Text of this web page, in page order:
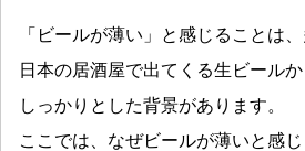
「ビールが薄い」と感じることは
日本の居酒屋で出てくる生ビール
しっかりとした背景があります。
ここでは、なぜビールが薄いと感